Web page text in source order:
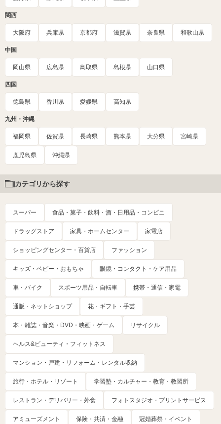
関西
大阪府 兵庫県 京都府 滋賀県 奈良県 和歌山県
中国
岡山県 広島県 鳥取県 島根県 山口県
四国
徳島県 香川県 愛媛県 高知県
九州・沖縄
福岡県 佐賀県 長崎県 熊本県 大分県 宮崎県
鹿児島県 沖縄県
カテゴリから探す
スーパー 食品・菓子・飲料・酒・日用品・コンビニ
ドラッグストア 家具・ホームセンター 家電店
ショッピングセンター・百貨店 ファッション
キッズ・ベビー・おもちゃ 眼鏡・コンタクト・ケア用品
車・バイク スポーツ用品・自転車 携帯・通信・家電
通販・ネットショップ 花・ギフト・手芸
本・雑誌・音楽・DVD・映画・ゲーム リサイクル
ヘルス&ビューティ・フィットネス
マンション・戸建・リフォーム・レンタル収納
旅行・ホテル・リゾート 学習塾・カルチャー・教育・教習所
レストラン・デリバリー・外食 フォトスタジオ・プリントサービス
アミューズメント 保険・共済・金融 冠婚葬祭・イベント